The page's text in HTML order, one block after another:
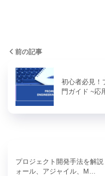
前の記事
初心者必見！
門ガイド ~応
プロジェクト開発手法を解
ォール、アジャイル、M…